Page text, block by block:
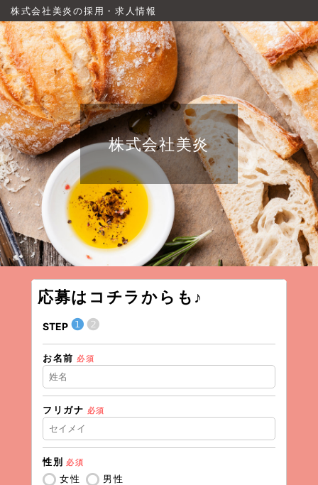
株式会社美炎の採用・求人情報
株式会社美炎
応募はコチラからも♪
STEP ❶❷
お名前 必須
フリガナ 必須
性別 必須
女性 男性